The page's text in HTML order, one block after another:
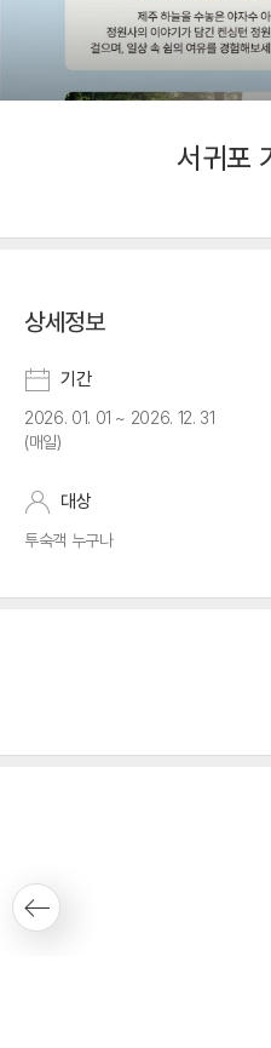
서귀포
상세정보
기간
2026. 01. 01 ~ 2026. 12. 31
(매일)
대상
투숙객 누구나